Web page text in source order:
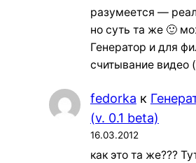
разумеется —
но суть та же 🙂
Генератор и для
считывание видео
fedorka к
(v. 0.1 beta)
16.03.2012
как это та же???